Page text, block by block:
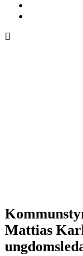
Mattias